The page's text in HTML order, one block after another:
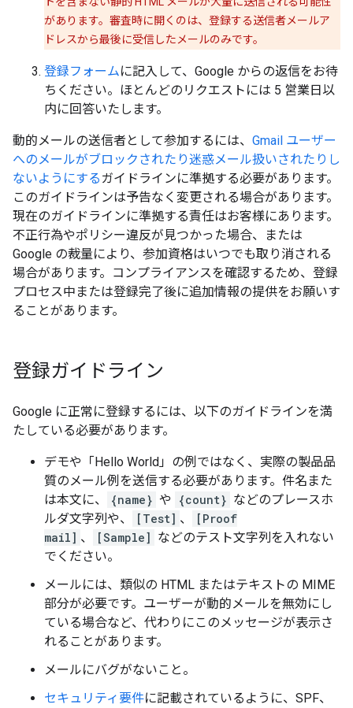
があります。審査時に開くのは、登録する送信者メールア
ドレスから最後に受信したメールのみです。
登録フォームに記入して、Google からの返信をお待
ちください。ほとんどのリクエストには 5 営業日以
内に回答いたします。
動的メールの送信者として参加するには、 Gmail ユーザー
へのメールがブロックされたり迷惑メール扱いされたりし
ないようにする ガイドラインに準拠する必要があります。
このガイドラインは予告なく変更される場合があります。
現在のガイドラインに準拠する責任はお客様にあります。
不正行為やポリシー違反が見つかった場合、または
Google の裁量により、参加資格はいつでも取り消される
場合があります。コンプライアンスを確認するため、登録
プロセス中または登録完了後に追加情報の提供をお願いす
ることがあります。
登録ガイドライン
Google に正常に登録するには、以下のガイドラインを満
たしている必要があります。
デモや「Hello World」の例ではなく、実際の製品品
質のメール例を送信する必要があります。件名また
は本文に、
{name} や {count} などのプレースホ
ルダ文字列や、
[Test] 、
[Proof
mail] 、 [Sample] などのテスト文字列を入れない
でください。
メールには、類似の HTML またはテキストの MIME
部分が必要です。ユーザーが動的メールを無効にし
ている場合など、代わりにこのメッセージが表示さ
れることがあります。
メールにバグがないこと。
セキュリティ要件に記載されているように、SPF、